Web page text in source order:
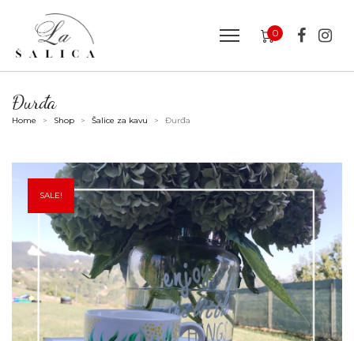
0
Đurđa
Home > Shop > Šalice za kavu > Đurđa
SALE!